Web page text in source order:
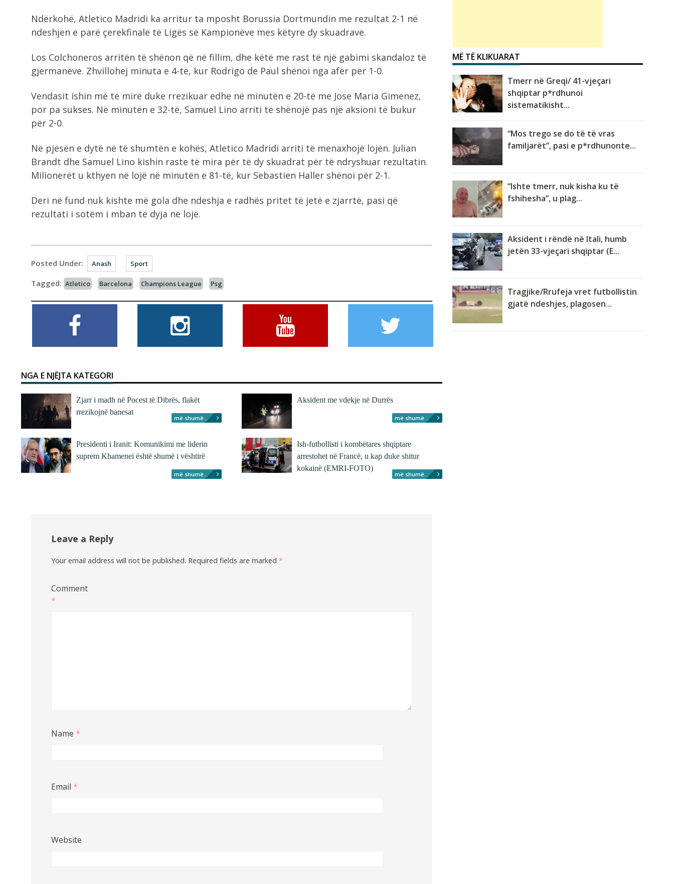
Ndërkohë, Atletico Madridi ka arritur ta mposht Borussia Dortmundin me rezultat 2-1 në
ndeshjen e parë çerekfinale të Ligës së Kampionëve mes këtyre dy skuadrave.
Los Colchoneros arritën të shënon që në fillim, dhe këtë me rast të një gabimi skandaloz të
gjermanëve. Zhvillohej minuta e 4-të, kur Rodrigo de Paul shënoi nga afër për 1-0.
Vendasit ishin më të mirë duke rrezikuar edhe në minutën e 20-të me Jose Maria Gimenez,
por pa sukses. Në minutën e 32-të, Samuel Lino arriti të shënojë pas një aksioni të bukur
për 2-0.
Në pjesën e dytë në të shumtën e kohës, Atletico Madridi arriti të menaxhojë lojën. Julian
Brandt dhe Samuel Lino kishin raste të mira për të dy skuadrat për të ndryshuar rezultatin.
Milionerët u kthyen në lojë në minutën e 81-të, kur Sebastien Haller shënoi për 2-1.
Deri në fund nuk kishte më gola dhe ndeshja e radhës pritet të jetë e zjarrtë, pasi që
rezultati i sotëm i mban të dyja në lojë.
Posted Under: Anash Sport
Tagged: Atletico Barcelona Champions League Psg
NGA E NJËJTA KATEGORI
Zjarr i madh në Pocest të Dibrës, flakët
rrezikojnë banesat
më shumë...
Aksident me vdekje në Durrës
më shumë...
Presidenti i Iranit: Komunikimi me liderin
suprem Khamenei është shumë i vështirë
më shumë...
Ish-futbollisti i kombëtares shqiptare
arrestohet në Francë, u kap duke shitur
kokainë (EMRI-FOTO)
më shumë...
Leave a Reply
Your email address will not be published. Required fields are marked *
Comment
*
Name *
Email *
Website
MË TË KLIKUARAT
Tmerr në Greqi/ 41-vjeçari
shqiptar p*rdhunoi
sistematikisht...
“Mos trego se do të të vras
familjarët”, pasi e p*rdhunonte...
“Ishte tmerr, nuk kisha ku të
fshihesha”, u plag...
Aksident i rëndë në Itali, humb
jetën 33-vjeçari shqiptar (E...
Tragjike/Rrufeja vret futbollistin
gjatë ndeshjes, plagosen...